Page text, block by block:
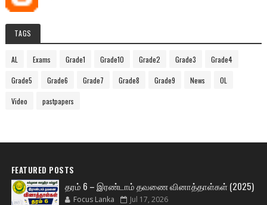
TAGS
AL Exams Grade1 Grade10 Grade2 Grade3 Grade4
Grade5 Grade6 Grade7 Grade8 Grade9 News OL
Video pastpapers
FEATURED POSTS
தரம் 6 – இரண்டாம் தவணை வினாத்தாள்கள் (2025)
Focus Lanka Jul 17, 2026